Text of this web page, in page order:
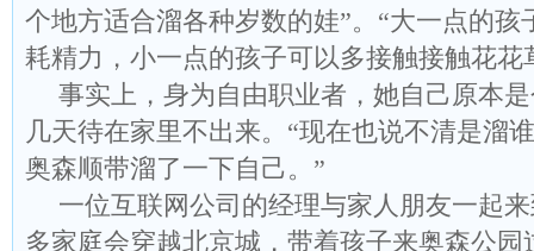
个地方适合溜各种岁数的娃”。“大一点的孩
耗精力，小一点的孩子可以多接触接触花花
事实上，身为自由职业者，她自己原本
几天待在家里不出来。“现在也说不清是溜
奥森顺带溜了一下自己。”
一位互联网公司的经理与家人朋友一起
多家庭会穿越北京城，带着孩子来奥森公园